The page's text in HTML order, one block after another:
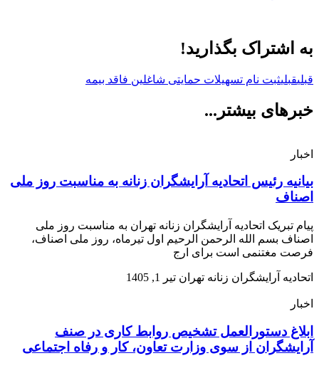
به اشتراک بگذارید!
قبلیقبلیثبت نام تسهیلات حمایتی شاغلین فاقد بیمه
خبرهای بیشتر...
اخبار
بیانیه رئیس اتحادیه آرایشگران زنانه به مناسبت روز ملی
اصناف
پیام تبریک اتحادیه آرایشگران زنانه تهران به مناسبت روز ملی
اصناف بسم الله الرحمن الرحیم اول تیرماه، روز ملی اصناف،
فرصت مغتنمی است برای ارج
اتحادیه آرایشگران زنانه تهران تیر 1, 1405
اخبار
ابلاغ دستورالعمل تشخیص روابط کاری در صنف
آرایشگران از سوی وزارت تعاون، کار و رفاه اجتماعی